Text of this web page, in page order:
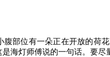
腹部位有一朵正在开放的荷
是海灯师傅说的一句话。要